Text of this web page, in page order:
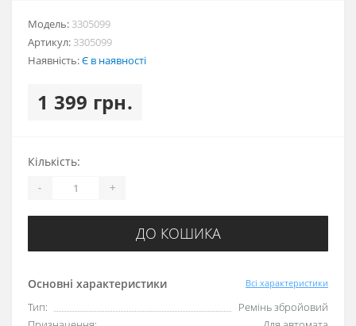
Модель: 3305099
Артикул: 3305099
Наявність:Є в наявності
1 399 грн.
Основні характеристики Всі характеристики
Тип:
Ремінь збройовий
Кількість:
- +
ДО КОШИКА